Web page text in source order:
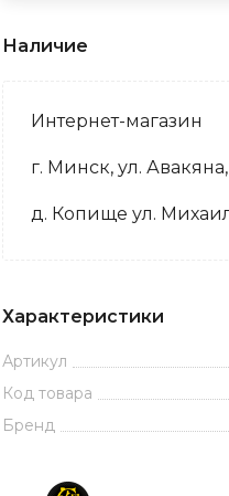
Наличие
Интернет-магазин
г. Минск, ул. Авакяна,
д. Копище ул.
Характеристики
Артикул
Код товара
Бренд